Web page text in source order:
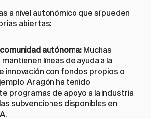
a nivel autonómico que sí pueden
abiertas:
autónoma: Muchas
líneas de ayuda a la
innovación con fondos propios o
Aragón ha tenido
programas de apoyo a la industria
subvenciones disponibles en
.